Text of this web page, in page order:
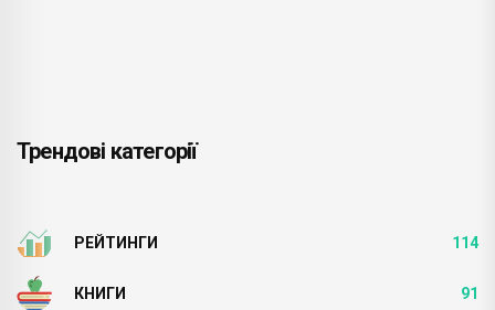
Трендові категорії
РЕЙТИНГИ 114
КНИГИ 91